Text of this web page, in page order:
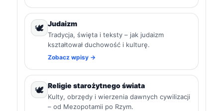
🕊️ Judaizm
Tradycja, święta i teksty – jak judaizm
kształtował duchowość i kulturę.
Zobacz wpisy →
🕊️ Religie starożytnego świata
Kulty, obrzędy i wierzenia dawnych cywilizacji
– od Mezopotamii po Rzym.